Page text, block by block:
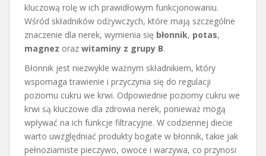
kluczową rolę w ich prawidłowym funkcjonowaniu.
Wśród składników odżywczych, które mają szczególne
znaczenie dla nerek, wymienia się błonnik, potas,
magnez oraz witaminy z grupy B.
Błonnik jest niezwykle ważnym składnikiem, który
wspomaga trawienie i przyczynia się do regulacji
poziomu cukru we krwi. Odpowiednie poziomy cukru we
krwi są kluczowe dla zdrowia nerek, ponieważ mogą
wpływać na ich funkcje filtracyjne. W codziennej diecie
warto uwzględniać produkty bogate w błonnik, takie jak
pełnoziarniste pieczywo, owoce i warzywa, co przynosi